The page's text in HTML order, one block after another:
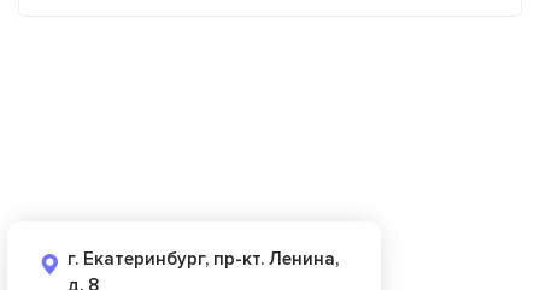
г. Екатеринбург, пр-кт. Ленина,
д. 8